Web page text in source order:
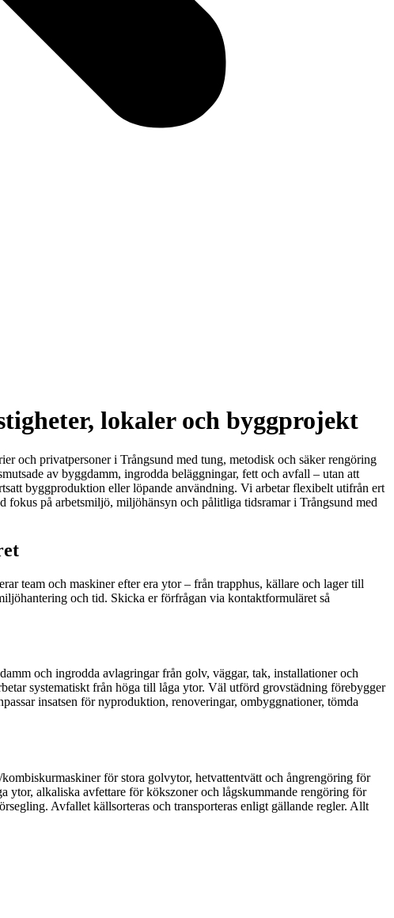
lokaler och byggprojekt
och privatpersoner i Trångsund med tung, metodisk och säker rengöring
av byggdamm, ingrodda beläggningar, fett och avfall – utan att
byggproduktion eller löpande användning. Vi arbetar flexibelt utifrån ert
fokus på arbetsmiljö, miljöhänsyn och pålitliga tidsramar i Trångsund med
team och maskiner efter era ytor – från trapphus, källare och lager till
och tid. Skicka er förfrågan via kontaktformuläret så
och ingrodda avlagringar från golv, väggar, tak, installationer och
systematiskt från höga till låga ytor. Väl utförd grovstädning förebygger
insatsen för nyproduktion, renoveringar, ombyggnationer, tömda
för stora golvytor, hetvattentvätt och ångrengöring för
ytor, alkaliska avfettare för kökszoner och lågskummande rengöring för
Avfallet källsorteras och transporteras enligt gällande regler. Allt